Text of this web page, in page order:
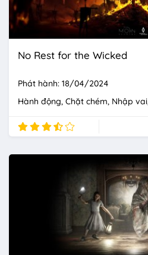
No Rest for the Wicked
Phát hành: 18/04/2024
Hành động Chặt chém Nhập vai